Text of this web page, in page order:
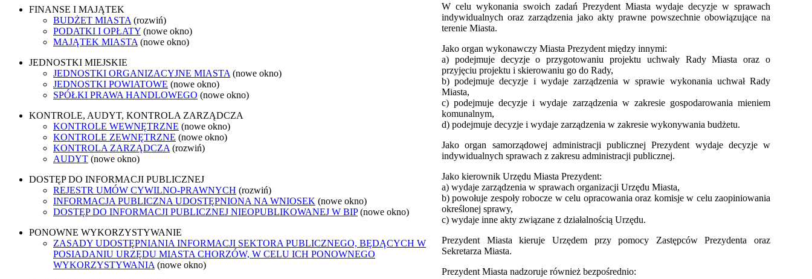
FINANSE I MAJĄTEK
BUDŻET MIASTA (rozwiń)
PODATKI I OPŁATY (nowe okno)
MAJĄTEK MIASTA (nowe okno)
JEDNOSTKI MIEJSKIE
JEDNOSTKI ORGANIZACYJNE MIASTA (nowe okno)
JEDNOSTKI POWIATOWE (nowe okno)
SPÓŁKI PRAWA HANDLOWEGO (nowe okno)
KONTROLE, AUDYT, KONTROLA ZARZĄDCZA
KONTROLE WEWNĘTRZNE (nowe okno)
KONTROLE ZEWNĘTRZNE (nowe okno)
KONTROLA ZARZĄDCZA (rozwiń)
AUDYT (nowe okno)
DOSTĘP DO INFORMACJI PUBLICZNEJ
REJESTR UMÓW CYWILNO-PRAWNYCH (rozwiń)
INFORMACJA PUBLICZNA UDOSTĘPNIONA NA WNIOSEK (nowe okno)
DOSTĘP DO INFORMACJI PUBLICZNEJ NIEOPUBLIKOWANEJ W BIP (nowe okno)
PONOWNE WYKORZYSTYWANIE
ZASADY UDOSTĘPNIANIA INFORMACJI SEKTORA PUBLICZNEGO, BĘDĄCYCH W
POSIADANIU URZĘDU MIASTA CHORZÓW, W CELU ICH PONOWNEGO
WYKORZYSTYWANIA (nowe okno)
W celu wykonania swoich zadań Prezydent Miasta wydaje decyzje w sprawach
indywidualnych oraz zarządzenia jako akty prawne powszechnie obowiązujące na
terenie Miasta.
Jako organ wykonawczy Miasta Prezydent między innymi:
a) podejmuje decyzje o przygotowaniu projektu uchwały Rady Miasta oraz o
przyjęciu projektu i skierowaniu go do Rady,
b) podejmuje decyzje i wydaje zarządzenia w sprawie wykonania uchwał Rady
Miasta,
c) podejmuje decyzje i wydaje zarządzenia w zakresie gospodarowania mieniem
komunalnym,
d) podejmuje decyzje i wydaje zarządzenia w zakresie wykonywania budżetu.
Jako organ samorządowej administracji publicznej Prezydent wydaje decyzje w
indywidualnych sprawach z zakresu administracji publicznej.
Jako kierownik Urzędu Miasta Prezydent:
a) wydaje zarządzenia w sprawach organizacji Urzędu Miasta,
b) powołuje zespoły robocze w celu opracowania oraz komisje w celu zaopiniowania
określonej sprawy,
c) wydaje inne akty związane z działalnością Urzędu.
Prezydent Miasta kieruje Urzędem przy pomocy Zastępców Prezydenta oraz
Sekretarza Miasta.
Prezydent Miasta nadzoruje również bezpośrednio: